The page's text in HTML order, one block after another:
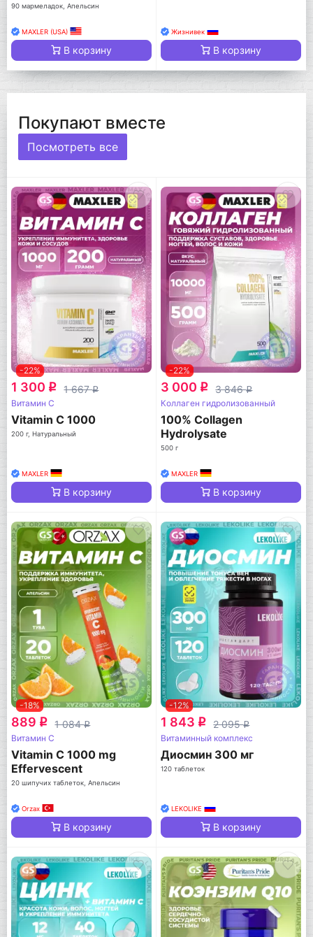
90 мармеладок, Апельсин
MAXLER (USA)
В корзину
Жизнивек
В корзину
Покупают вместе
Посмотреть все
-22%
1 300 q 1 667q
Витамин C
Vitamin C 1000
200 г, Натуральный
MAXLER
В корзину
-22%
3 000 q 3 846q
Коллаген гидролизованный
100% Collagen
Hydrolysate
500 г
MAXLER
В корзину
-18%
889 q 1 084q
Витамин C
Vitamin C 1000 mg
Effervescent
20 шипучих таблеток, Апельсин
Orzax
В корзину
-12%
1 843 q 2 095q
Витаминный комплекс
Диосмин 300 мг
120 таблеток
LEKOLIKE
В корзину